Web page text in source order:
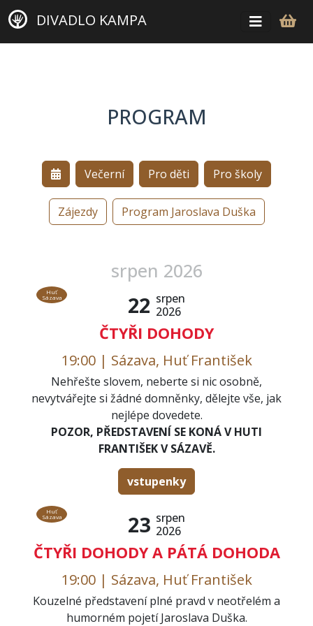
DIVADLO KAMPA
PROGRAM
Večerní Pro děti Pro školy
Zájezdy Program Jaroslava Duška
srpen 2026
22 srpen
2026
ČTYŘI DOHODY
Huť
Sázava
19:00 | Sázava, Huť František
Nehřešte slovem, neberte si nic osobně,
nevytvářejte si žádné domněnky, dělejte vše, jak
nejlépe dovedete.
POZOR, PŘEDSTAVENÍ SE KONÁ V HUTI
FRANTIŠEK V SÁZAVĚ.
vstupenky
23 srpen
2026
ČTYŘI DOHODY A PÁTÁ DOHODA
Huť
Sázava
19:00 | Sázava, Huť František
Kouzelné představení plné pravd v neotřelém a
humorném pojetí Jaroslava Duška.